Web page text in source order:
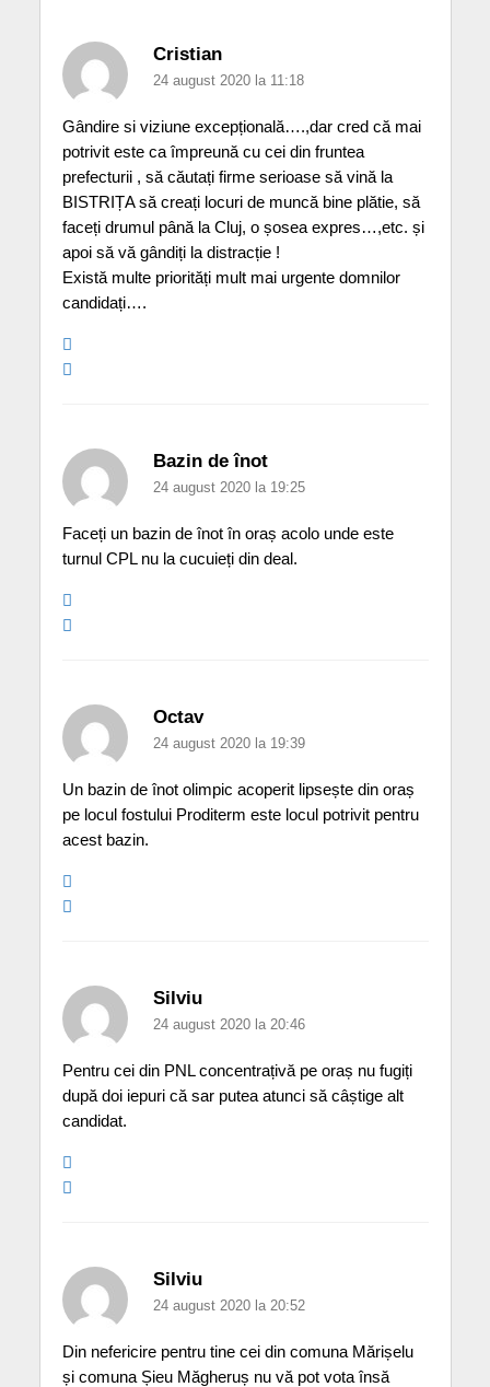
Cristian
24 august 2020 la 11:18
Gândire si viziune excepțională….,dar cred că mai
potrivit este ca împreună cu cei din fruntea
prefecturii , să căutați firme serioase să vină la
BISTRIȚA să creați locuri de muncă bine plătie, să
faceți drumul până la Cluj, o șosea expres…,etc. și
apoi să vă gândiți la distracție !
Există multe priorități mult mai urgente domnilor
candidați….
Bazin de înot
24 august 2020 la 19:25
Faceți un bazin de înot în oraș acolo unde este
turnul CPL nu la cucuieți din deal.
Octav
24 august 2020 la 19:39
Un bazin de înot olimpic acoperit lipsește din oraș
pe locul fostului Proditerm este locul potrivit pentru
acest bazin.
Silviu
24 august 2020 la 20:46
Pentru cei din PNL concentrațivă pe oraș nu fugiți
după doi iepuri că sar putea atunci să câștige alt
candidat.
Silviu
24 august 2020 la 20:52
Din nefericire pentru tine cei din comuna Mărișelu
și comuna Șieu Măgheruș nu vă pot vota însă